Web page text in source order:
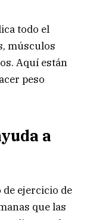
todo el
músculos
Aquí están
peso
a
ejercicio de
que las